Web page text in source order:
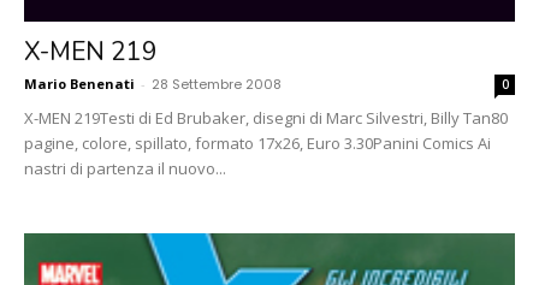
X-MEN 219
Mario Benenati - 28 Settembre 2008 0
X-MEN 219Testi di Ed Brubaker, disegni di Marc Silvestri, Billy Tan80
pagine, colore, spillato, formato 17x26, Euro 3.30Panini Comics Ai
nastri di partenza il nuovo...